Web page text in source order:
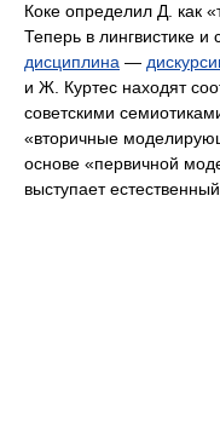
Коке определил Д. как
Теперь в лингвистике и
дисциплина —
и Ж. Куртес находят
советскими
«вторичные
основе «первичной
выступает